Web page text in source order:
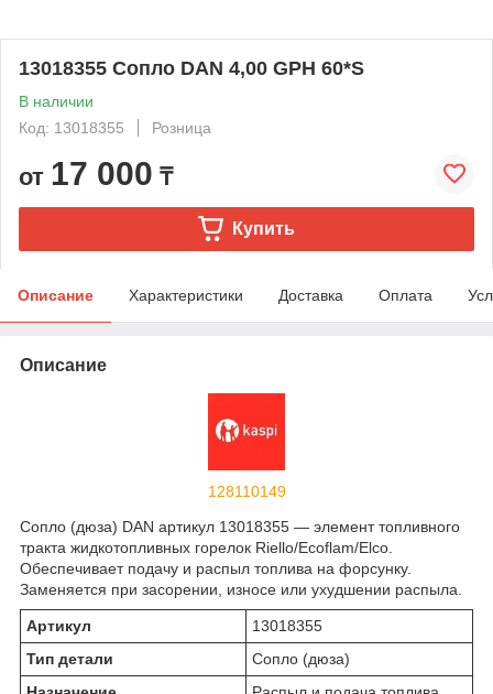
13018355 Сопло DAN 4,00 GPH 60*S
В наличии
Код: 13018355
Розница
от 17 000 ₸
Купить
Описание Характеристики Доставка Оплата
Описание
128110149
Сопло (дюза) DAN артикул 13018355 — элемент топливного
тракта жидкотопливных горелок Riello/Ecoflam/Elco.
Обеспечивает подачу и распыл топлива на форсунку.
Заменяется при засорении, износе или ухудшении распыла.
Артикул
13018355
Тип детали
Сопло (дюза)